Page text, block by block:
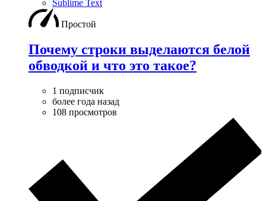
Sublime Text
Простой
Почему строки выделаются белой
обводкой и что это такое?
1 подписчик
более года назад
108 просмотров